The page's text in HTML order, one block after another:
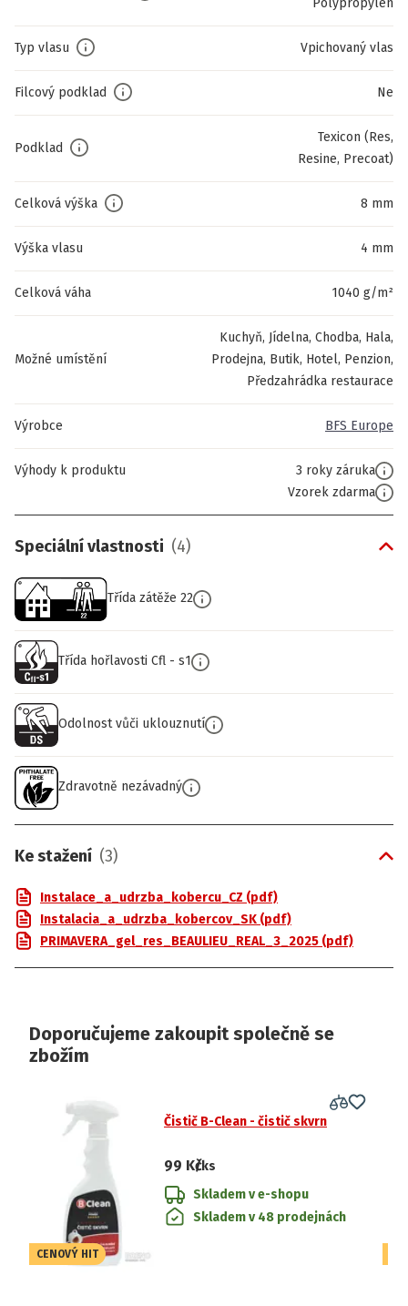
Polypropylen
Typ vlasu Vpichovaný vlas
Filcový podklad Ne
Podklad
Texicon (Res,
Resine, Precoat)
Celková výška 8 mm
Výška vlasu 4 mm
Celková váha 1040 g/m²
Možné umístění
Kuchyň, Jídelna, Chodba, Hala,
Prodejna, Butik, Hotel, Penzion,
Předzahrádka restaurace
Výrobce BFS Europe
Výhody k produktu
3 roky záruka
Vzorek zdarma
Speciální vlastnosti (4)
Třída zátěže 22
Třída hořlavosti Cfl - s1
Odolnost vůči uklouznutí
Zdravotně nezávadný
Ke stažení (3)
Instalace_a_udrzba_kobercu_CZ (pdf)
Instalacia_a_udrzba_kobercov_SK (pdf)
PRIMAVERA_gel_res_BEAULIEU_REAL_3_2025 (pdf)
Doporučujeme zakoupit společně se
zbožím
CENOVÝ HIT
Čistič B-Clean - čistič skvrn
99 Kč/ks
Skladem v e-shopu
Skladem v 48 prodejnách